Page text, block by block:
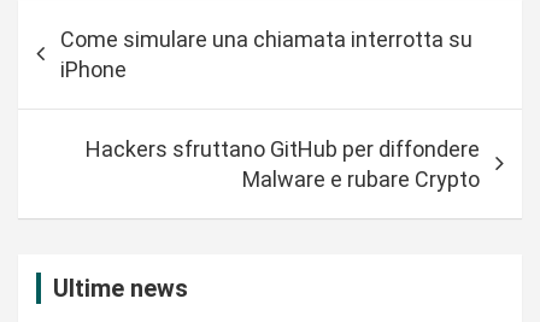
a
Come simulare una chiamata interrotta su
iPhone
Hackers sfruttano GitHub per diffondere
Malware e rubare Crypto
Ultime news